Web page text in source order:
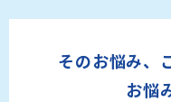
そのお悩み、
お悩